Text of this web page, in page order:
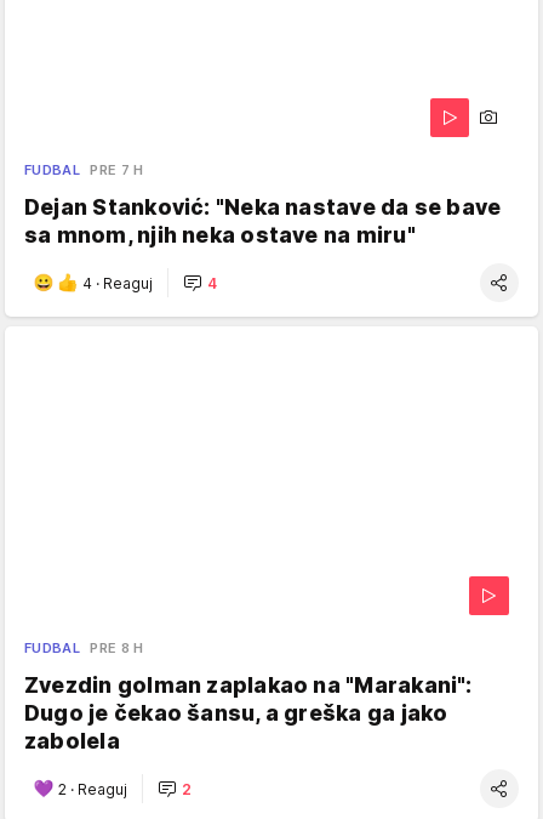
FUDBAL PRE 7 H
Dejan Stanković: "Neka nastave da se bave
sa mnom, njih neka ostave na miru"
4 · Reaguj 4
FUDBAL PRE 8 H
Zvezdin golman zaplakao na "Marakani":
Dugo je čekao šansu, a greška ga jako
zabolela
2 · Reaguj 2